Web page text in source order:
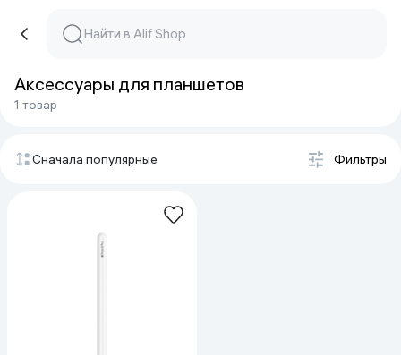
Аксессуары для планшетов
1 товар
Сначала популярные Фильтры